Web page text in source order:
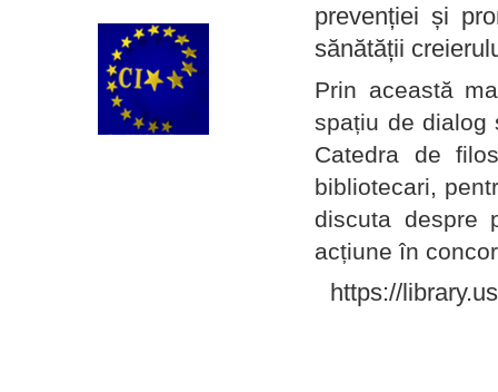
prevenției și
sănătății
Prin această
spațiu de dialog
Catedra de
bibliotecari,
discuta despre
acțiune în
https://